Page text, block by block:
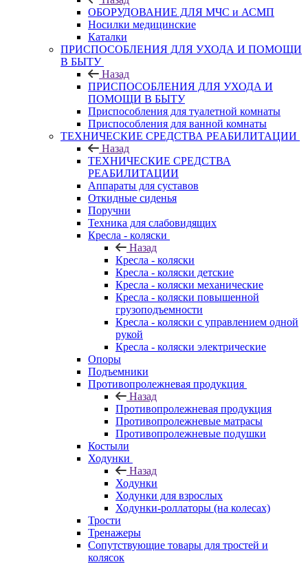
ОБОРУДОВАНИЕ ДЛЯ МЧС и АСМП
Носилки медицинские
Каталки
ПРИСПОСОБЛЕНИЯ ДЛЯ УХОДА И ПОМОЩИ
В БЫТУ
Назад
ПРИСПОСОБЛЕНИЯ ДЛЯ УХОДА И
ПОМОЩИ В БЫТУ
Приспособления для туалетной комнаты
Приспособления для ванной комнаты
ТЕХНИЧЕСКИЕ СРЕДСТВА РЕАБИЛИТАЦИИ
Назад
ТЕХНИЧЕСКИЕ СРЕДСТВА
РЕАБИЛИТАЦИИ
Аппараты для суставов
Откидные сиденья
Поручни
Техника для слабовидящих
Кресла - коляски
Назад
Кресла - коляски
Кресла - коляски детские
Кресла - коляски механические
Кресла - коляски повышенной
грузоподъемности
Кресла - коляски с управлением одной
рукой
Кресла - коляски электрические
Опоры
Подъемники
Противопролежневая продукция
Назад
Противопролежневая продукция
Противопролежневые матрасы
Противопролежневые подушки
Костыли
Ходунки
Назад
Ходунки
Ходунки для взрослых
Ходунки-роллаторы (на колесах)
Трости
Тренажеры
Сопутствующие товары для тростей и
колясок